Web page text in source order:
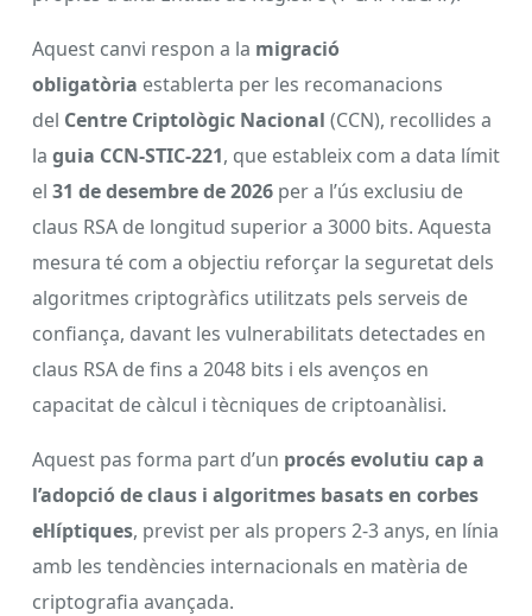
Aquest canvi respon a la migració
obligatòria establerta per les recomanacions
del Centre Criptològic Nacional (CCN), recollides a
la guia CCN-STIC-221, que estableix com a data límit
el 31 de desembre de 2026 per a l’ús exclusiu de
claus RSA de longitud superior a 3000 bits. Aquesta
mesura té com a objectiu reforçar la seguretat dels
algoritmes criptogràfics utilitzats pels serveis de
confiança, davant les vulnerabilitats detectades en
claus RSA de fins a 2048 bits i els avenços en
capacitat de càlcul i tècniques de criptoanàlisi.
Aquest pas forma part d’un procés evolutiu cap a
l’adopció de claus i algoritmes basats en corbes
el·líptiques, previst per als propers 2-3 anys, en línia
amb les tendències internacionals en matèria de
criptografia avançada.